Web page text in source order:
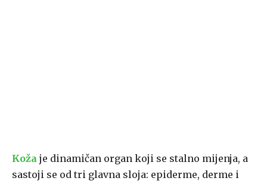
Koža je dinamičan organ koji se stalno mijenja, a
sastoji se od tri glavna sloja: epiderme, derme i